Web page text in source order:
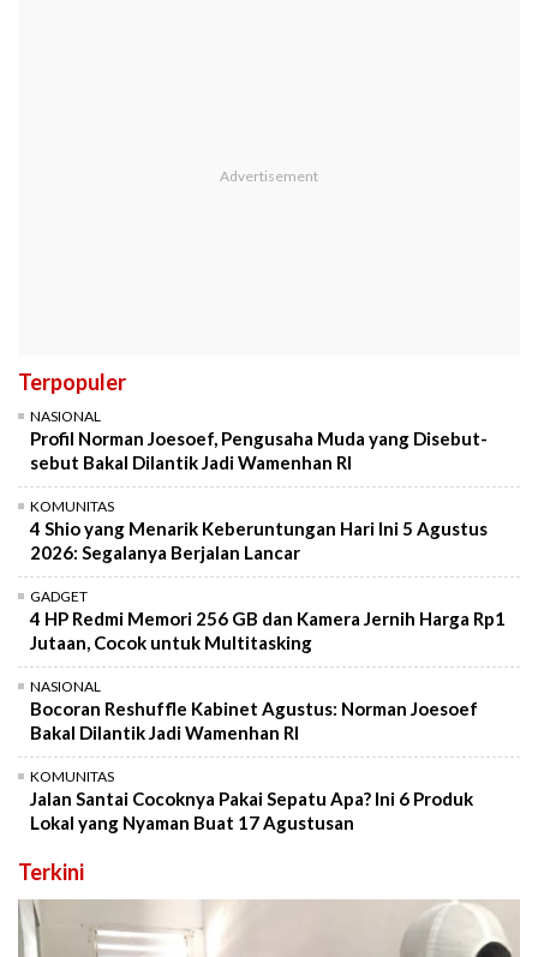
Terpopuler
NASIONAL
Profil Norman Joesoef, Pengusaha Muda yang Disebut-
sebut Bakal Dilantik Jadi Wamenhan RI
KOMUNITAS
4 Shio yang Menarik Keberuntungan Hari Ini 5 Agustus
2026: Segalanya Berjalan Lancar
GADGET
4 HP Redmi Memori 256 GB dan Kamera Jernih Harga Rp1
Jutaan, Cocok untuk Multitasking
NASIONAL
Bocoran Reshuffle Kabinet Agustus: Norman Joesoef
Bakal Dilantik Jadi Wamenhan RI
KOMUNITAS
Jalan Santai Cocoknya Pakai Sepatu Apa? Ini 6 Produk
Lokal yang Nyaman Buat 17 Agustusan
Terkini